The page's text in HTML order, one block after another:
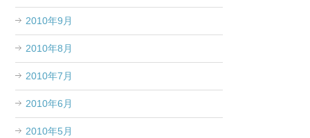
2010年9月
2010年8月
2010年7月
2010年6月
2010年5月